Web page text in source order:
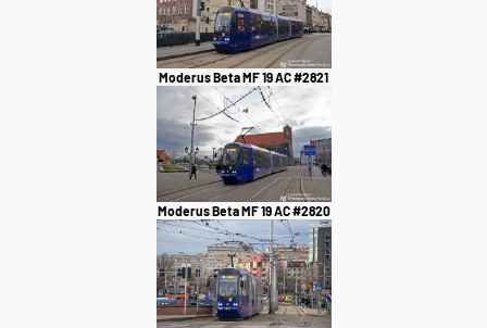
Moderus Beta MF 19 AC #2821
Moderus Beta MF 19 AC #2820